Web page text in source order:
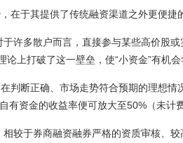
在于其提供了传统融资渠道之外更便捷
于许多散户而言，直接参与某些高价股
论上打破了这一壁垒，使“小资金”有机
在判断正确、市场走势符合预期的理想
有资金的收益率便可放大至50%（未计
相较于券商融资融券严格的资质审核、